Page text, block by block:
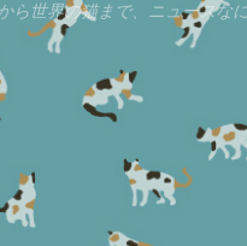
ら世界の猫まで、ニュースな